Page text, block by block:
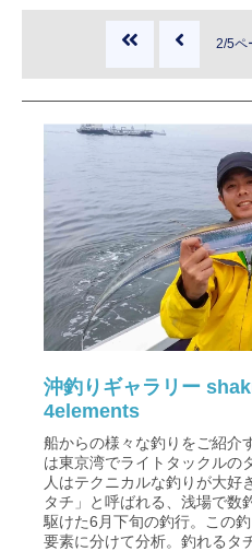
2/5ペ
沖釣りギャラリー
4elements
船からの様々な釣りをご紹介
は東京湾でライトタックルの
人はテクニカルな釣りが大好
タチ」と呼ばれる、浅場で数
駆けた6月下旬の釣行。この
要素に分けて分析。釣れるタ